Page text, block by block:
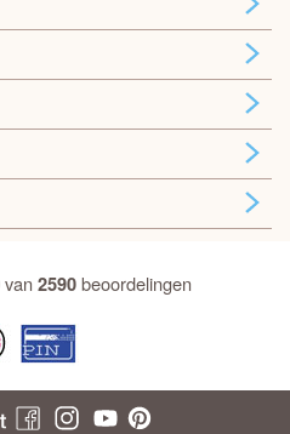
van2590beoordelingen